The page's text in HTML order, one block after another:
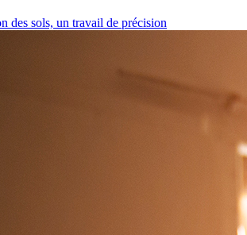
des sols, un travail de précision